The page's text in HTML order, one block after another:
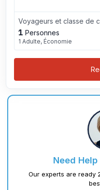
Voyageurs et classe de
1 Personnes
1 Adulte, Économie
Need
Our experts are ready